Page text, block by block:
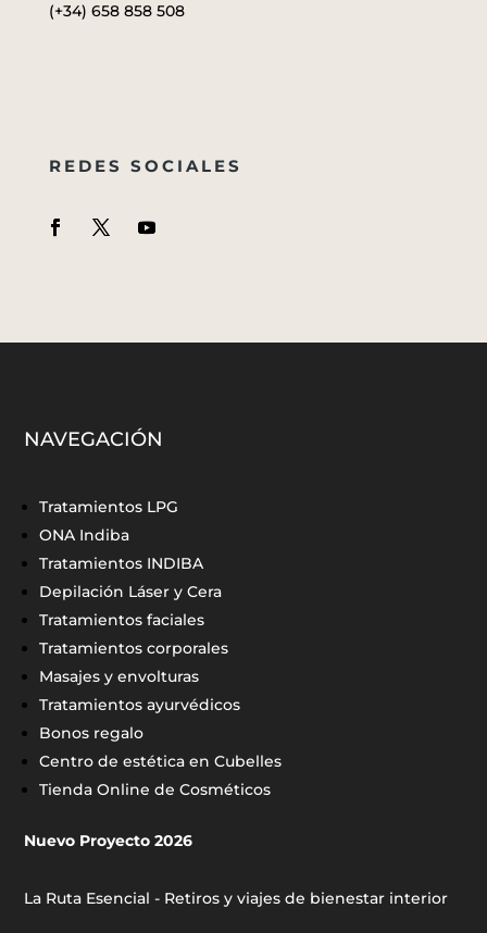
(+34) 658 858 508
REDES SOCIALES
NAVEGACIÓN
Tratamientos LPG
ONA Indiba
Tratamientos INDIBA
Depilación Láser y Cera
Tratamientos faciales
Tratamientos corporales
Masajes y envolturas
Tratamientos ayurvédicos
Bonos regalo
Centro de estética en Cubelles
Tienda Online de Cosméticos
Nuevo Proyecto 2026
La Ruta Esencial - Retiros y viajes de bienestar interior